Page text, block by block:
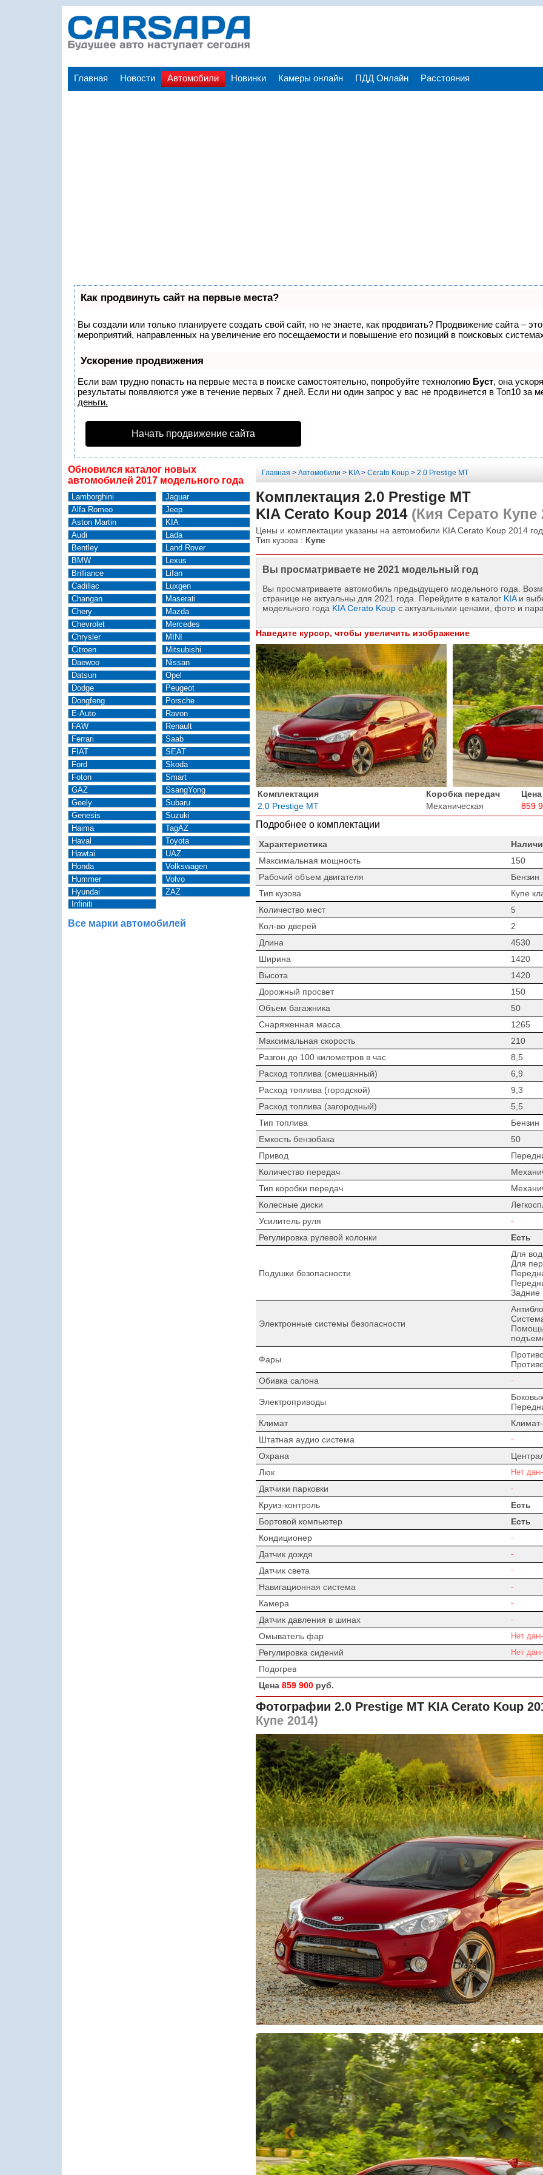
Главная Новости Автомобили Новинки Камеры онлайн ПДД Онлайн Расстояния
Как продвинуть сайт на первые места?
Вы создали или только планируете создать свой сайт, но не знаете, как продвигать? Продвижение сайта –
мероприятий, направленных на увеличение его посещаемости и повышение его позиций в поисковых
Ускорение продвижения
Если вам трудно попасть на первые места в поиске самостоятельно, попробуйте технологию Буст, она
результаты появляются уже в течение первых 7 дней. Если ни один запрос у вас не продвинется в Топ10 за
деньги.
Начать продвижение сайта
Обновился каталог новых
автомобилей 2017 модельного года
Lamborghini
Alfa Romeo
Aston Martin
Audi
Bentley
BMW
Brilliance
Cadillac
Changan
Chery
Chevrolet
Chrysler
Citroen
Daewoo
Datsun
Dodge
Dongfeng
E-Auto
FAW
Ferrari
FIAT
Ford
Foton
GAZ
Geely
Genesis
Haima
Haval
Hawtai
Honda
Hummer
Hyundai
Infiniti
Jaguar
Jeep
KIA
Lada
Land Rover
Lexus
Lifan
Luxgen
Maserati
Mazda
Mercedes
MINI
Mitsubishi
Nissan
Opel
Peugeot
Porsche
Ravon
Renault
Saab
SEAT
Skoda
Smart
SsangYong
Subaru
Suzuki
TagAZ
Toyota
UAZ
Volkswagen
Volvo
ZAZ
Все марки автомобилей
Главная > Автомобили > KIA> Cerato Koup> 2.0 Prestige MT
Комплектация 2.0 Prestige MT
KIA Cerato Koup 2014(Кия Серато Купе
Цены и комплектации указаны на автомобили KIA Cerato Koup 2014
Тип кузова : Купе
Вы просматриваете не 2021 модельный год
Вы просматриваете автомобиль предыдущего модельного года.
странице не актуальны для 2021 года. Перейдите в каталог KIAи
модельного года KIA Cerato Koupс актуальными ценами, фото и
Наведите курсор, чтобы увеличить изображение
Комплектация Коробка передач Цена
2.0 Prestige MT
Механическая 859
Подробнее о комплектации
Характеристика
Максимальная мощность
150
Рабочий объем двигателя
Бензин
Тип кузова
Купе
Количество мест
5
Кол-во дверей
2
Длина
4530
Ширина
1420
Высота
1420
Дорожный просвет
150
Объем багажника
50
Снаряженная масса
1265
Максимальная скорость
210
Разгон до 100 километров в час
8,5
Расход топлива (смешанный)
6,9
Расход топлива (городской)
9,3
Расход топлива (загородный)
5,5
Тип топлива
Бензин
Емкость бензобака
50
Привод
Количество передач
Тип коробки передач
Колесные диски
Усилитель руля
-
Регулировка рулевой колонки Есть
Подушки безопасности
Для
Для
Задние
Электронные системы безопасности
Помощь
Фары
Обивка салона
-
Электроприводы
Климат
Штатная аудио система
-
Охрана
Люк
Нет
Датчики парковки -
Круиз-контроль
Есть
Бортовой компьютер
Есть
Кондиционер
-
Датчик дождя -
Датчик света -
Навигационная система -
Камера -
Датчик давления в шинах -
Омыватель фар Нет
Регулировка сидений Нет
Подогрев
Цена 859 900руб.
Фотографии 2.0 Prestige MT KIA Cerato Koup
Купе 2014)